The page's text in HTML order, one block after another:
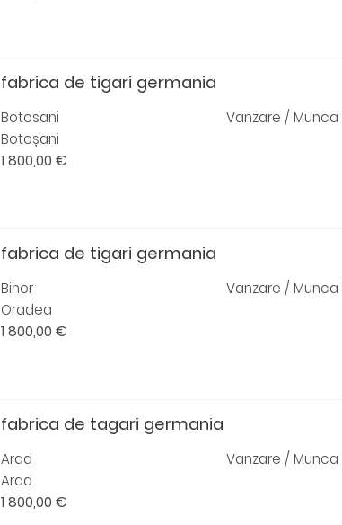
fabrica de tigari germania
Botosani
Botoșani
1 800,00 €
Vanzare / Munca
fabrica de tigari germania
Bihor
Oradea
1 800,00 €
Vanzare / Munca
fabrica de tagari germania
Arad
Arad
1 800,00 €
Vanzare / Munca